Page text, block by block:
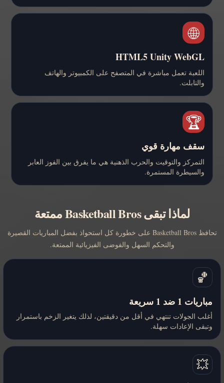
🌐
HTML5 Unity WebGL
اللعبة تعمل مباشرة في المتصفح على الكمبيوتر والهاتف
والتابلت.
🏆
سقف مهارة قوي
التمركز والتوقيت والحرب الذهنية هي ما يفرق بين الفوز العابر
والسيطرة المستمرة.
لماذا تبقى Basketball Bros ممتعة
تحافظ Basketball Bros على خطورة كل استحواذ بفضل المباريات القصيرة
والتحكم السهل والفوضى الفيزيائية الممتعة.
🏀
مباريات 1 ضد 1 سريعة
أغلب الجولات تنتهي في أقل من دقيقتين، لذلك يتغير الزخم باستمرار
وتبقى الإعادات سهلة.
💥